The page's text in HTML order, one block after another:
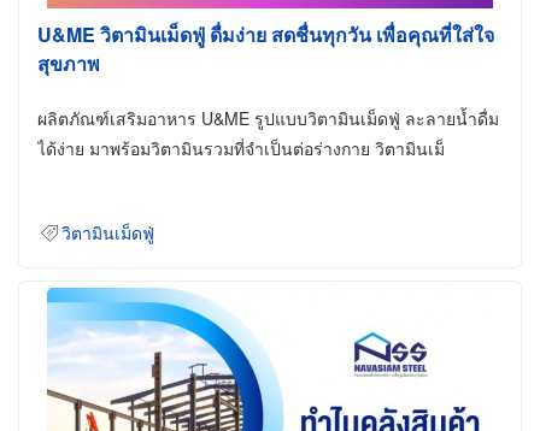
U&ME วิตามินเม็ดฟู่ ดื่มง่าย สดชื่นทุกวัน เพื่อคุณที่ใส่ใจ
สุขภาพ
ผลิตภัณฑ์เสริมอาหาร U&ME รูปแบบวิตามินเม็ดฟู่ ละลายน้ำดื่ม
ได้ง่าย มาพร้อมวิตามินรวมที่จำเป็นต่อร่างกาย วิตามินเม็
วิตามินเม็ดฟู่